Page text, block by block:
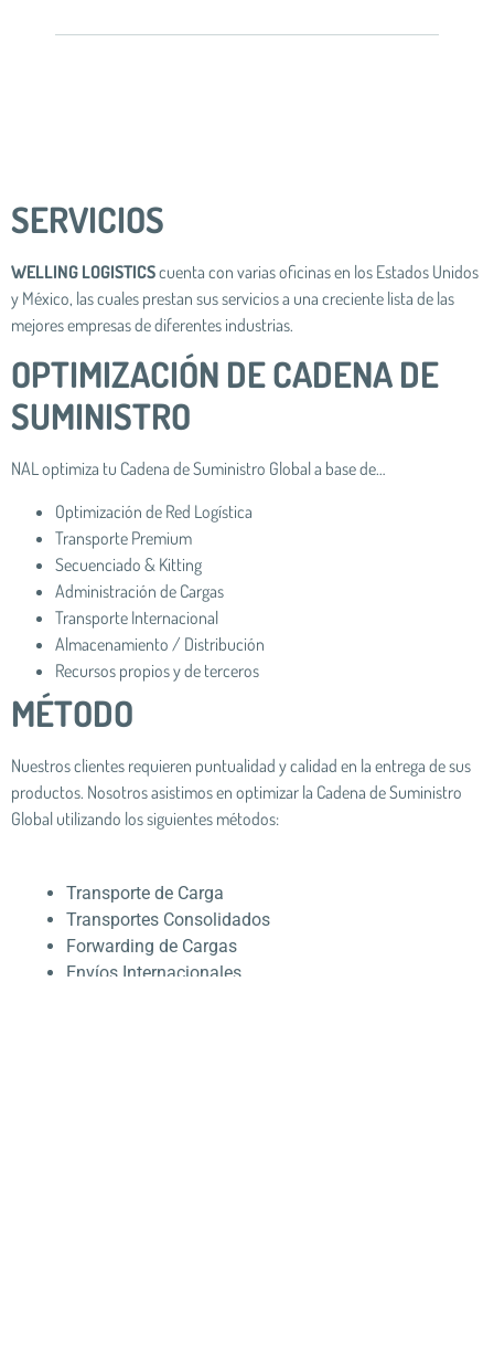
SERVICIOS
WELLING LOGISTICScuenta con varias oficinas en los Estados Unidos
y México, las cuales prestan sus servicios a una creciente lista de las
mejores empresas de diferentes industrias.
OPTIMIZACIÓN DE CADENA DE
SUMINISTRO
NAL optimiza tu Cadena de Suministro Global a base de…
Optimización de Red Logística
Transporte Premium
Secuenciado & Kitting
Administración de Cargas
Transporte Internacional
Almacenamiento / Distribución
Recursos propios y de terceros
MÉTODO
Nuestros clientes requieren puntualidad y calidad en la entrega de sus
productos. Nosotros asistimos en optimizar la Cadena de Suministro
Global utilizando los siguientes métodos:
Transporte de Carga
Transportes Consolidados
Forwarding de Cargas
Envíos Internacionales